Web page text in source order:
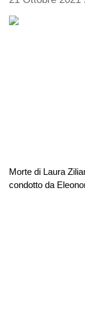
Morte di Laura
condotto da